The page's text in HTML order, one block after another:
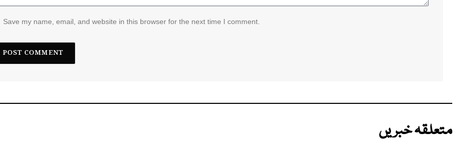
Save my name, email, and website in this browser for the next time I comment.
متعلقہ خبریں